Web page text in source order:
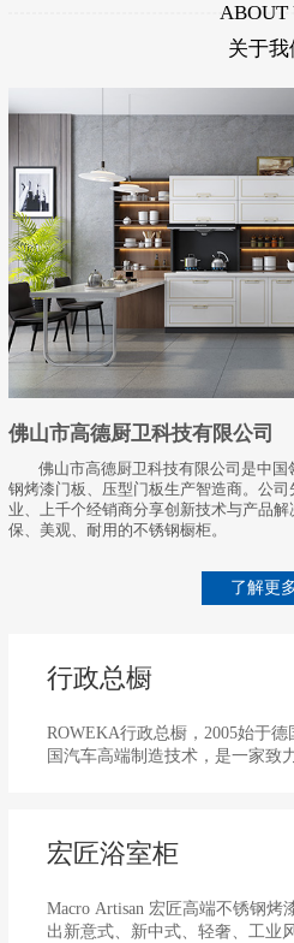
ABOUT
关于我
佛山市高德厨卫科技有限公司
佛山市高德厨卫科技有限公司是中
钢烤漆门板、压型门板生产智造商。公
业、上千个经销商分享创新技术与产品
保、美观、耐用的不锈钢橱柜。
了解更
行政总橱
ROWEKA行政总橱，2005始于
国汽车高端制造技术，是一家致
宏匠浴室柜
Macro Artisan 宏匠高端不锈钢烤
出新意式、新中式、轻奢、工业